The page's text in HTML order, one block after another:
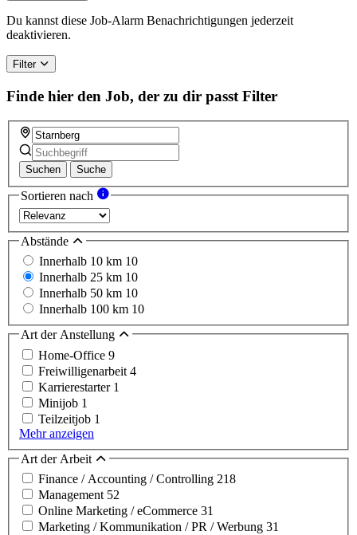
Du kannst diese Job-Alarm Benachrichtigungen jederzeit
deaktivieren.
Filter
Finde hier den Job, der zu dir passt Filter
Suchen Suche
Sortieren nach
Abstände
Innerhalb 10 km 10
Innerhalb 25 km 10
Innerhalb 50 km 10
Innerhalb 100 km 10
Art der Anstellung
Home-Office 9
Freiwilligenarbeit 4
Karrierestarter 1
Minijob 1
Teilzeitjob 1
Mehr anzeigen
Art der Arbeit
Finance / Accounting / Controlling 218
Management 52
Online Marketing / eCommerce 31
Marketing / Kommunikation / PR / Werbung 31